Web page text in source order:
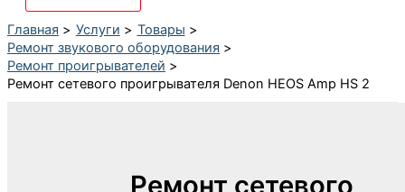
Главная Услуги
Товары
Ремонт звукового оборудования
Ремонт проигрывателей
Ремонт сетевого проигрывателя Denon HEOS Amp HS 2
Ремонт сетевого